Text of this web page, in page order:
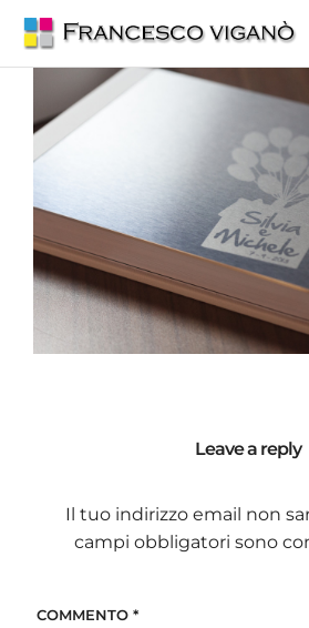
Leave a reply
Il tuo indirizzo email non
campi obbligatori sono
COMMENTO *